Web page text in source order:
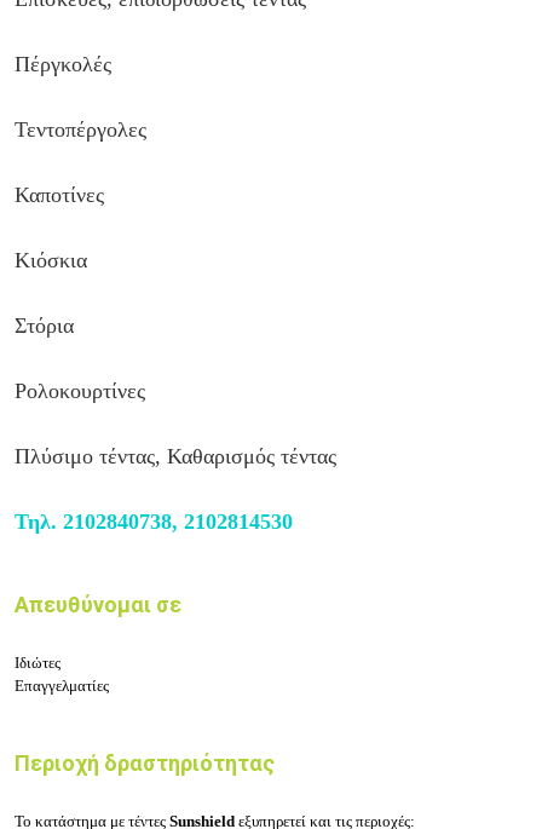
Πέργκολές
Τεντοπέργολες
Καποτίνες
Κιόσκια
Στόρια
Ρολοκουρτίνες
Πλύσιμο τέντας, Καθαρισμός τέντας
Τηλ. 2102840738, 2102814530
Απευθύνομαι σε
Ιδιώτες
Επαγγελματίες
Περιοχή δραστηριότητας
Το κατάστημα με τέντες Sunshield εξυπηρετεί και τις περιοχές: